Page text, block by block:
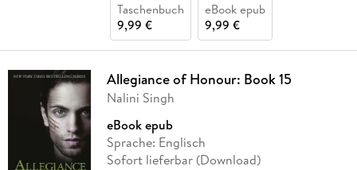
Taschenbuch
9,99 €
eBook epub
9,99 €
Allegiance of Honour: Book 15
Nalini Singh
eBook epub
Sprache: Englisch
Sofort lieferbar (Download)